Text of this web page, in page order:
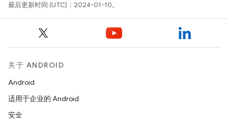
最后更新时间 (UTC)：2024-01-10。
关于 ANDROID
Android
适用于企业的 Android
安全